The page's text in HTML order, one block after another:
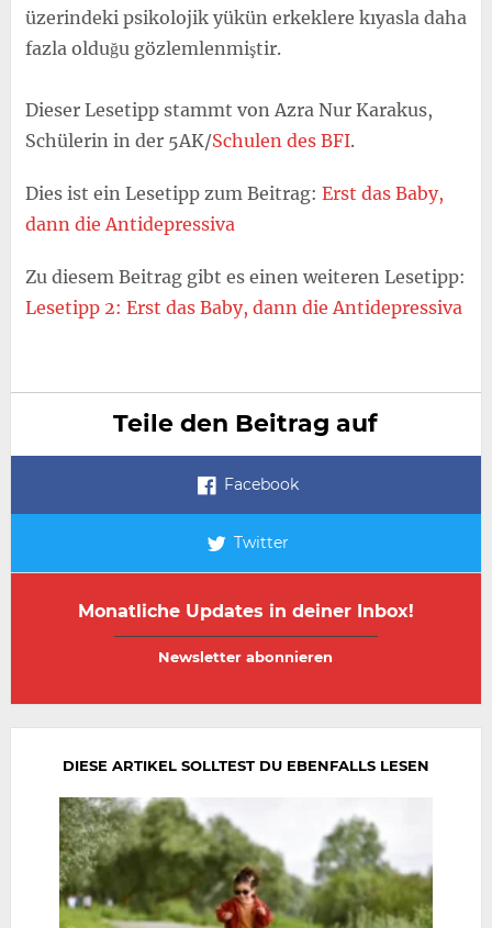
üzerindeki psikolojik yükün erkeklere kıyasla daha
fazla olduğu gözlemlenmiştir.
Dieser Lesetipp stammt von Azra Nur Karakus,
Schülerin in der 5AK/Schulen des BFI.
Dies ist ein Lesetipp zum Beitrag: Erst das Baby,
dann die Antidepressiva
Zu diesem Beitrag gibt es einen weiteren Lesetipp:
Lesetipp 2: Erst das Baby, dann die Antidepressiva
Teile den Beitrag auf
Facebook
Twitter
Monatliche Updates in deiner Inbox!
DIESE ARTIKEL SOLLTEST DU EBENFALLS LESEN